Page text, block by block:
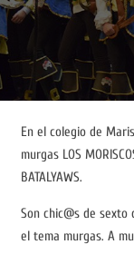
En el colegio de
murgas LOS
BATALYAWS.
Son chic@s de
el tema murgas. A